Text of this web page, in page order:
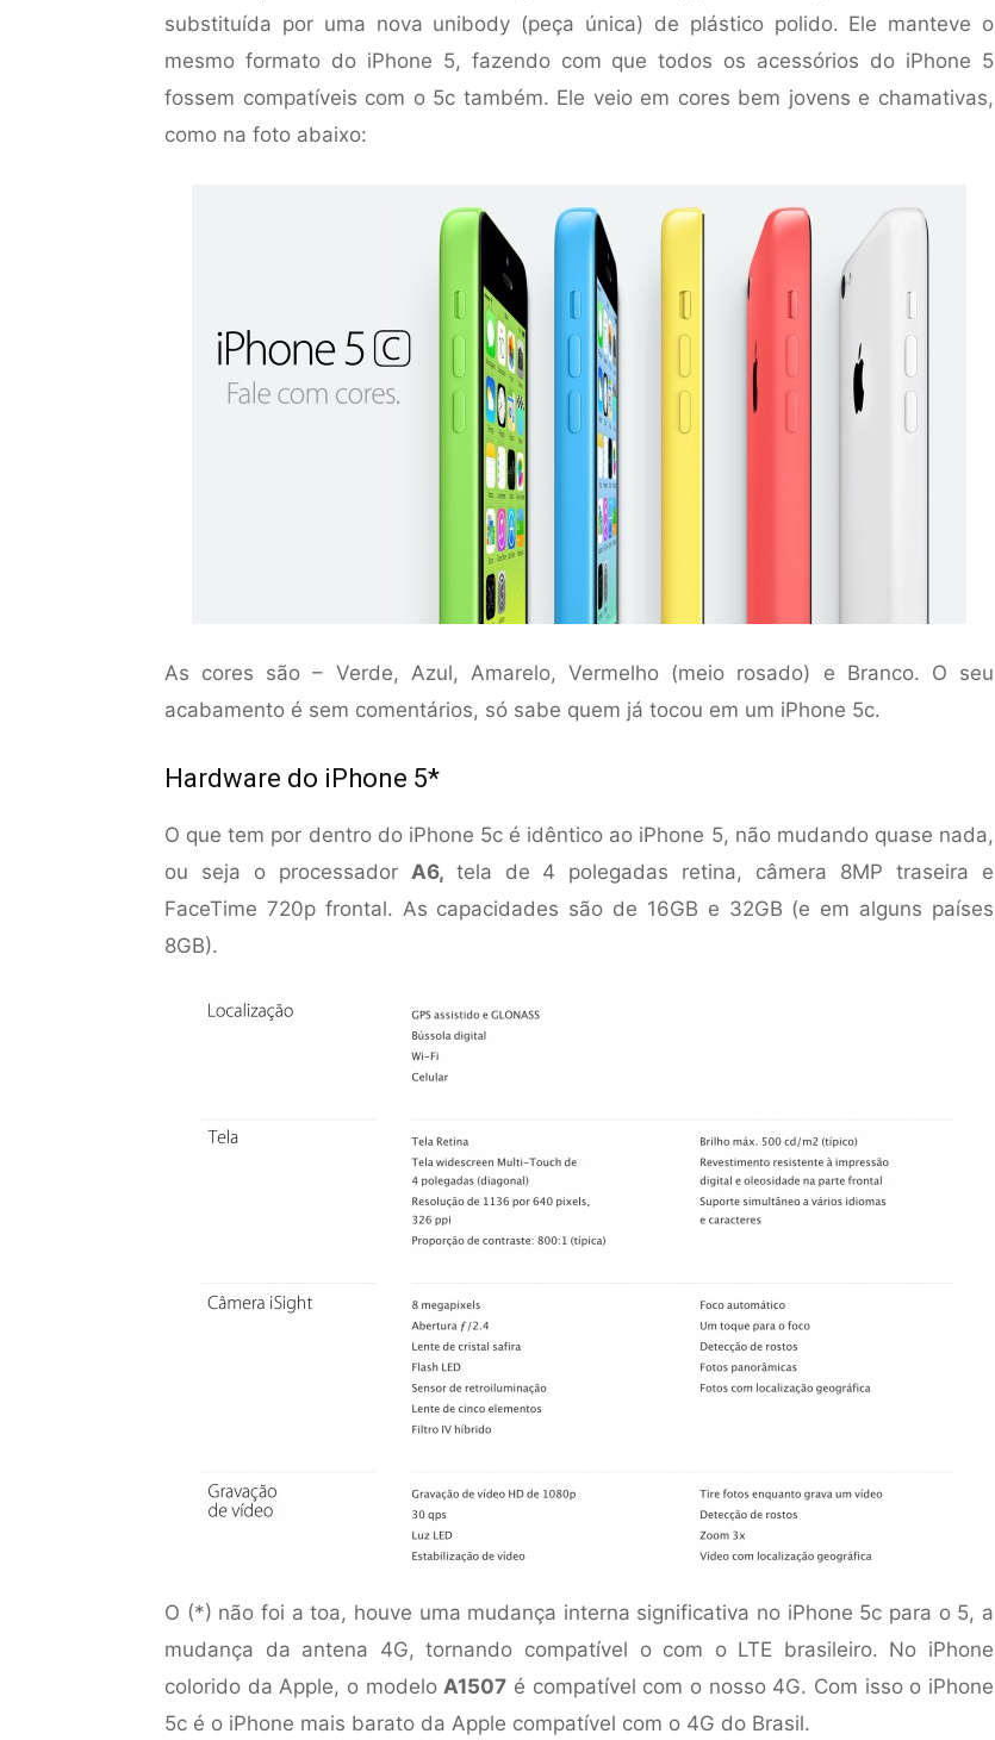
substituída por uma nova unibody (peça única) de plástico polido. Ele manteve o
mesmo formato do iPhone 5, fazendo com que todos os acessórios do iPhone 5
fossem compatíveis com o 5c também. Ele veio em cores bem jovens e chamativas,
como na foto abaixo:
As cores são – Verde, Azul, Amarelo, Vermelho (meio rosado) e Branco. O seu
acabamento é sem comentários, só sabe quem já tocou em um iPhone 5c.
Hardware do iPhone 5*
O que tem por dentro do iPhone 5c é idêntico ao iPhone 5, não mudando quase nada,
ou seja o processador A6, tela de 4 polegadas retina, câmera 8MP traseira e
FaceTime 720p frontal. As capacidades são de 16GB e 32GB (e em alguns países
8GB).
O (*) não foi a toa, houve uma mudança interna significativa no iPhone 5c para o 5, a
mudança da antena 4G, tornando compatível o com o LTE brasileiro. No iPhone
colorido da Apple, o modeloA1507 é compatível com o nosso 4G. Com isso o iPhone
5c é o iPhone mais barato da Apple compatível com o 4G do Brasil.